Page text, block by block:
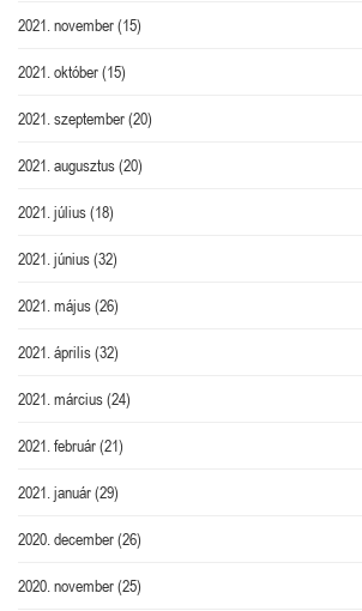
2021. november(15)
2021. október(15)
2021. szeptember(20)
2021. augusztus(20)
2021. július(18)
2021. június(32)
2021. május(26)
2021. április(32)
2021. március(24)
2021. február(21)
2021. január(29)
2020. december(26)
2020. november(25)